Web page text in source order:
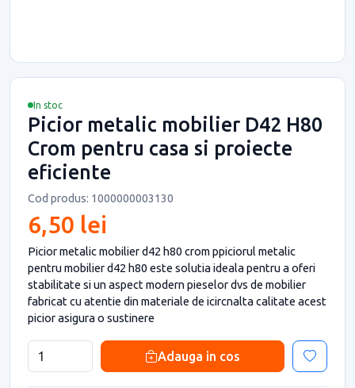
In stoc
Picior metalic mobilier D42 H80
Crom pentru casa si proiecte
eficiente
Cod produs: 1000000003130
6,50 lei
Picior metalic mobilier d42 h80 crom ppiciorul metalic
pentru mobilier d42 h80 este solutia ideala pentru a oferi
stabilitate si un aspect modern pieselor dvs de mobilier
fabricat cu atentie din materiale de icircnalta calitate acest
picior asigura o sustinere
Adauga in cos